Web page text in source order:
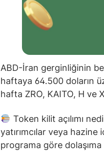
ABD-İran gerginliğinin
haftaya 64.500 doların
hafta ZRO, KAITO, H ve
Token kilit açılımı
yatırımcılar veya
programa göre dolaşıma